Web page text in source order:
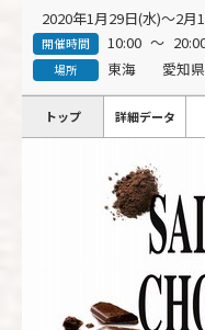
2020年1月29日(水)～2月
開催時間 10:00 ～
場所 東海 愛知県
トップ 詳細データ